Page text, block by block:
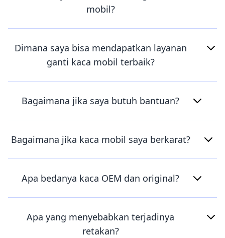
mobil?
Dimana saya bisa mendapatkan layanan
ganti kaca mobil terbaik?
Bagaimana jika saya butuh bantuan?
Bagaimana jika kaca mobil saya berkarat?
Apa bedanya kaca OEM dan original?
Apa yang menyebabkan terjadinya
retakan?